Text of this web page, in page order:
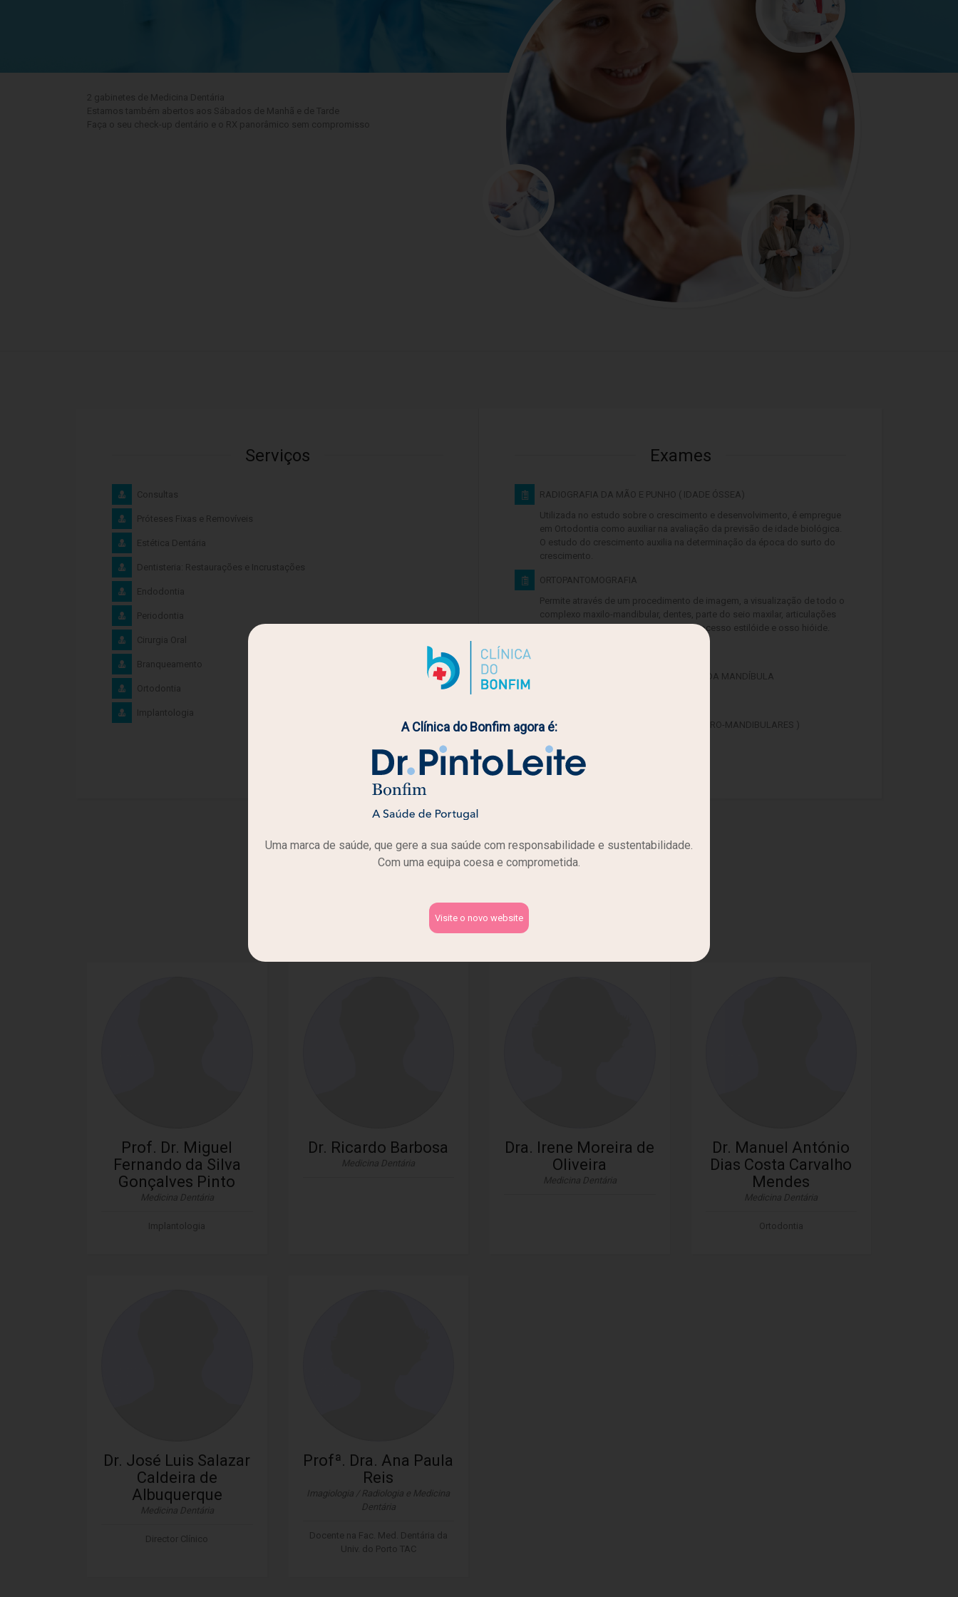
2 gabinetes de Medicina Dentária
Estamos também abertos aos Sábados de Manhã e de Tarde
Faça o seu check-up dentário e o RX panorâmico sem compromisso
Serviços
Consultas
Próteses Fixas e Removíveis
Estética Dentária
Dentisteria: Restaurações e Incrustações
Endodontia
Periodontia
Cirurgia Oral
Branqueamento
Ortodontia
Implantologia
Exames
RADIOGRAFIA DA MÃO E PUNHO ( IDADE ÓSSEA)
Utilizada no estudo sobre o crescimento e desenvolvimento, é empregue
em Ortodontia como auxiliar na avaliação da previsão de idade biológica.
O estudo do crescimento auxilia na determinação da época do surto do
crescimento.
ORTOPANTOMOGRAFIA
Permite através de um procedimento de imagem, a visualização de todo o
complexo maxilo-mandibular, dentes, parte do seio maxilar, articulações
temporo-mandibulares, fossa nasal, processo estilóide e osso hióide.
PÓSTERO-ANTERIOR, PERFIL E OBLÍQUA DA MANDÍBULA
TAC DAS ATM´S ( ARTICULAÇÕES TEMPORO-MANDIBULARES )
TAC DOS SEIOS PERI NASAIS
Especialidade
Corpo Clínico
Prof. Dr. Miguel
Fernando da Silva
Gonçalves Pinto
Medicina Dentária
Implantologia
Dr. Ricardo Barbosa
Medicina Dentária
Dra. Irene Moreira de
Oliveira
Medicina Dentária
Dr. Manuel António
Dias Costa Carvalho
Mendes
Medicina Dentária
Ortodontia
Dr. José Luis Salazar
Caldeira de
Albuquerque
Medicina Dentária
Director Clínico
Profª. Dra. Ana Paula
Reis
Imagiologia / Radiologia e Medicina
Dentária
Docente na Fac. Med. Dentária da
Univ. do Porto TAC
A Clínica do Bonfim agora é:
Uma marca de saúde, que gere a sua saúde com responsabilidade e sustentabilidade.
Com uma equipa coesa e comprometida.
Visite o novo website